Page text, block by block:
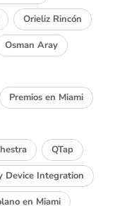
Orieliz Rincón
Osman Aray
Premios en Miami
QTap
Device Integration
en Miami